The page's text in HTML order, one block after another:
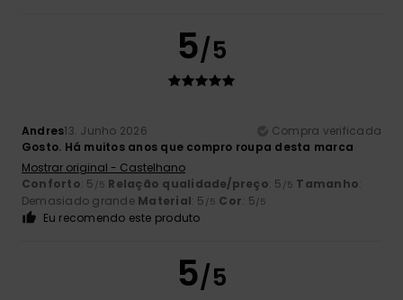
5/5
Andres13. Junho 2026
Compra verificada
Gosto. Há muitos anos que compro roupa desta marca
Mostrar original - Castelhano
Conforto: 5 /5 Relação qualidade/preço: 5 /5 Tamanho:
Demasiado grande Material: 5 /5 Cor: 5/5
Eu recomendo este produto
5/5